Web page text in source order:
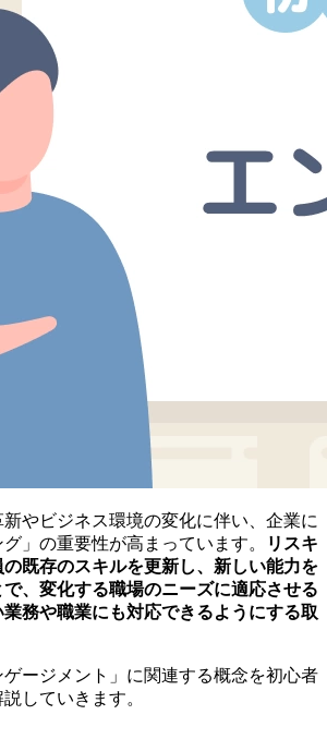
やビジネス環境の変化に伴い、企業に
」の重要性が高まっています。
リスキ
の既存のスキルを更新し、新しい能力を
、変化する職場のニーズに適応させる
務や職業にも対応できるようにする取
ージメント」に関連する概念を初心者
していきます。